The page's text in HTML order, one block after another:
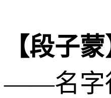
【段子蒙
——名字